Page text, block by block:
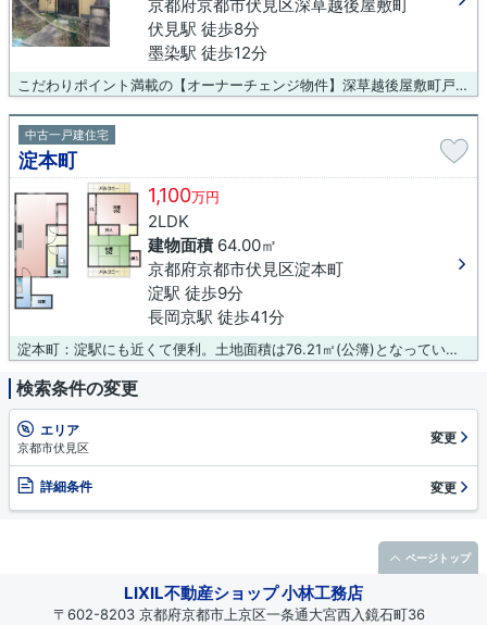
京都府京都市伏見区深草越後屋敷町
伏見駅 徒歩8分
墨染駅 徒歩12分
こだわりポイント満載の【オーナーチェンジ物件】深草越後屋敷町戸建。駅から徒歩8分の物件です。こちらは中古の戸建てです。ニーズのある土地面積50.04㎡(公簿)の物件。当社では様々な物件を取り扱っておりますので、あなたに適した物件がきっと見つかります。住みよい物件で、よりよい暮らしを始めましょう。
中古一戸建住宅
淀本町
1,100万円
2LDK
建物面積64.00㎡
京都府京都市伏見区淀本町
淀駅 徒歩9分
長岡京駅 徒歩41分
淀本町：淀駅にも近くて便利。土地面積は76.21㎡(公簿)となっています。商業地域と異なり150㎡以上の工場を建てることができる準工業地域。駅まで徒歩9分の物件です。当社はお客様が希望される条件に適した物件をご紹介できるよう、全力を尽くして参ります。こだわりの物件をお求めなら、ぜひ当社にご用命ください。
検索条件の変更
エリア
京都市伏見区
変更
詳細条件 変更
LIXIL不動産ショップ 小林工務店
〒602-8203 京都府京都市上京区一条通大宮西入鏡石町36
ページトップ